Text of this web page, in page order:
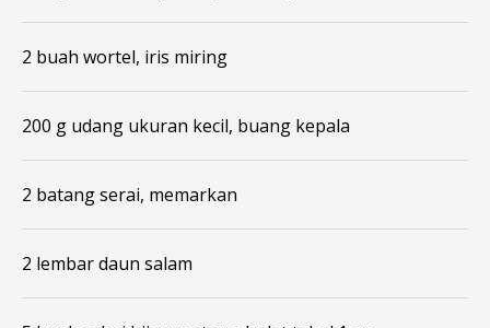
2 buah wortel, iris miring
200 g udang ukuran kecil, buang kepala
2 batang serai, memarkan
2 lembar daun salam